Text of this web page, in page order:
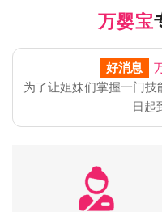
万婴宝
好消息
为了让姐妹们掌握一门
日起